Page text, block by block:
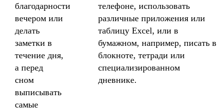
благодарности
вечером или
делать
заметки в
течение дня,
а перед
сном
выписывать
самые
телефоне, использовать
различные приложения или
таблицу Excel, или в
бумажном, например, писать в
блокноте, тетради или
специализированном
дневнике.